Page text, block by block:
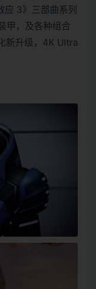
应 3》三部曲系列
甲，及各种组合
新升级，4K Ultra